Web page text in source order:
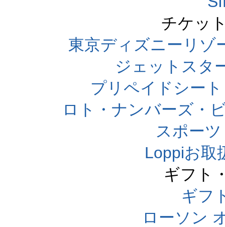
チケッ
東京ディズニーリゾ
ジェットスタ
プリペイドシー
ロト・ナンバーズ・
スポー
Loppiお取
ギフト
ギフ
ローソン